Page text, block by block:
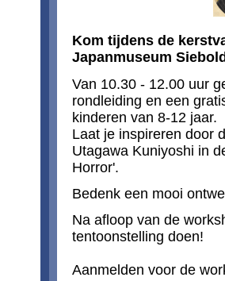
Kom tijdens de
Japanmuseum
Van 10.30 - 12.00 uur
rondleiding en een
kinderen van 8-12 jaar.
Laat je inspireren door
Utagawa Kuniyoshi in
Horror'.
Bedenk een mooi
Na afloop van de
tentoonstelling doen!
Aanmelden voor de